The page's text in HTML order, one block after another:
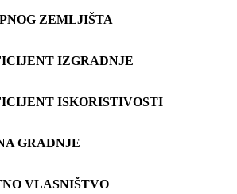
ZEMLJIŠTA
IZGRADNJE
ISKORISTIVOSTI
GRADNJE
VLASNIŠTVO